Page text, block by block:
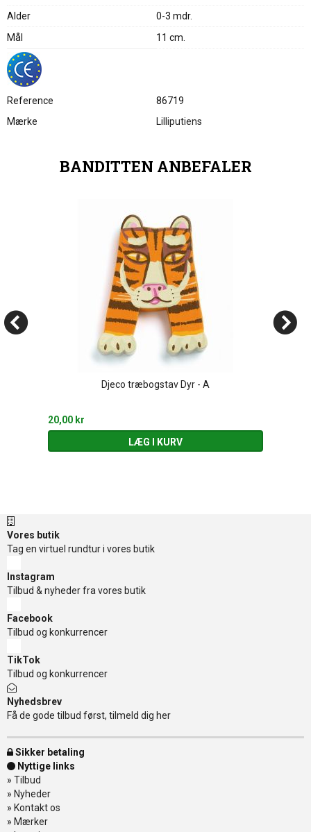
Alder
0-3 mdr.
Mål
11 cm.
Reference
86719
Mærke
Lilliputiens
BANDITTEN ANBEFALER
Djeco træbogstav Dyr - A
20,00 kr
LÆG I KURV
Vores butik
Tag en virtuel rundtur i vores butik
Instagram
Tilbud & nyheder fra vores butik
Facebook
Tilbud og konkurrencer
TikTok
Tilbud og konkurrencer
Nyhedsbrev
Få de gode tilbud først, tilmeld dig her
Sikker betaling
Nyttige links
» Tilbud
» Nyheder
» Kontakt os
» Mærker